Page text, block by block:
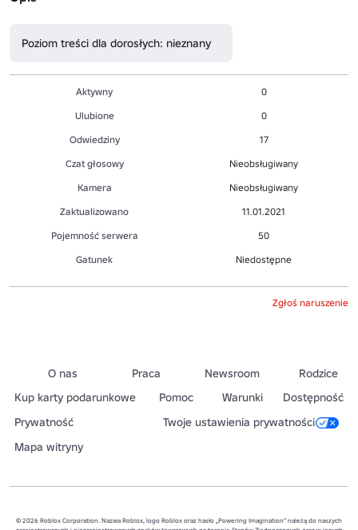
Poziom treści dla dorosłych: nieznany
Aktywny
0
Ulubione
0
Odwiedziny
17
Czat głosowy
Nieobsługiwany
Kamera
Nieobsługiwany
Zaktualizowano
11.01.2021
Pojemność serwera
50
Gatunek
Niedostępne
Zgłoś naruszenie
O nas Praca Newsroom
Rodzice
Kup karty podarunkowe
Pomoc Warunki
Dostępność
Prywatność
Twoje ustawienia prywatności
Mapa witryny
© 2026 Roblox Corporation. Nazwa Roblox, logo Roblox oraz hasło „Powering Imagination” należą do naszych